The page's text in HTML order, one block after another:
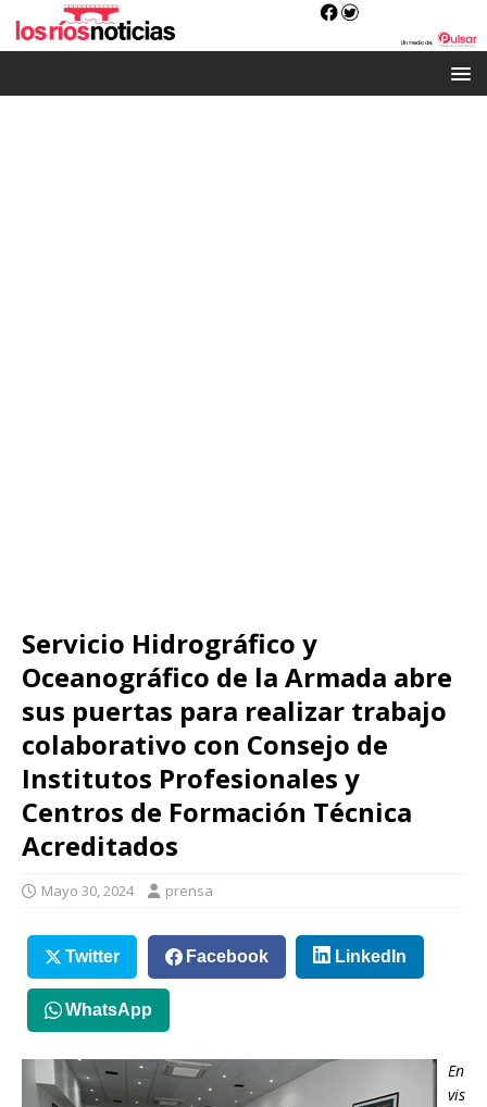
Servicio Hidrográfico y
Oceanográfico de la Armada abre
sus puertas para realizar trabajo
colaborativo con Consejo de
Institutos Profesionales y
Centros de Formación Técnica
Acreditados
Mayo 30, 2024 prensa
Twitter Facebook LinkedIn
WhatsApp
En
vis